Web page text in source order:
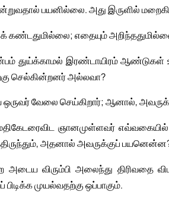
பயனில்லை. அது இருளில்
கண்டதுமில்லை; எதையும்
துய்க்காமல் இரண்டாயிரம் ஆண்டுகள்
செல்கின்றனர் அல்லவா?
ஒருவர் வேலை செய்கிறார்; ஆனால்,
மதிகேடரைவிட ஞானமுள்ளவர்
அதனால் அவருக்குப்
விரும்பி அலைந்து திரிவதை
முயல்வதற்கு ஒப்பாகும்.